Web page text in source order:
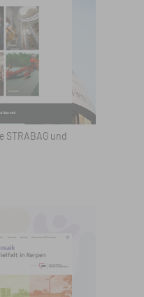
STRABAG und